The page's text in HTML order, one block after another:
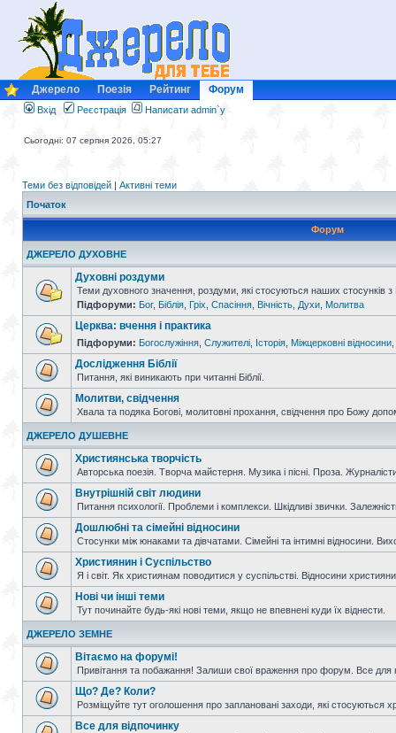
Джерело Поезія Рейтинг Форум
Вхід Реєстрація Написати admin`у
Сьогодні: 07 серпня 2026, 05:27
Теми без відповідей | Активні теми
Початок
Форум
ДЖЕРЕЛО ДУХОВНЕ
Духовні роздуми
Теми духовного значення, роздуми, які стосуються наших стосунків з
Підфоруми: Бог, Біблія Гріх Спасіння Вічність Духи Молитва
Церква: вчення і практика
Підфоруми: Богослужіння Служителі Історія Міжцерковні відносини
Дослідження Біблії
Питання, які виникають при читанні Біблії.
Молитви, свідчення
Хвала та подяка Богові, молитовні прохання, свідчення про Божу
ДЖЕРЕЛО ДУШЕВНЕ
Християнська творчість
Авторська поезія. Творча майстерня. Музика і пісні. Проза.
Внутрішній світ людини
Питання психології. Проблеми і комплекси. Шкідливі звички.
Дошлюбні та сімейні відносини
Стосунки між юнаками та дівчатами. Сімейні та інтимні відносини.
Християнин і Суспільство
Я і світ. Як християнам поводитися у суспільстві. Відносини
Нові чи інші теми
Тут починайте будь-які нові теми, якщо не впевнені куди їх віднести.
ДЖЕРЕЛО ЗЕМНЕ
Вітаємо на форумі!
Привітання та побажання! Залиши свої враження про форум. Все для
Що? Де? Коли?
Розміщуйте тут оголошення про заплановані заходи, які стосуються
Все для відпочинку